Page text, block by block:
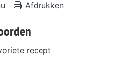
Afdrukken
recept